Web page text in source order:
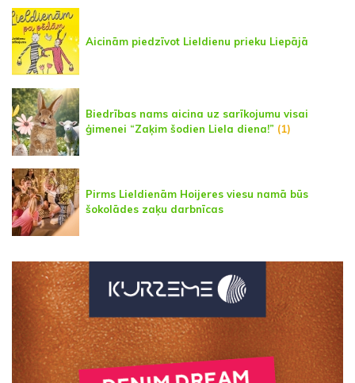
Aicinām piedzīvot Lieldienu prieku Liepājā
Biedrības nams aicina uz sarīkojumu visai
ģimenei “Zaķim šodien Liela diena!” (1)
Pirms Lieldienām Hoijeres viesu namā būs
šokolādes zaķu darbnīcas